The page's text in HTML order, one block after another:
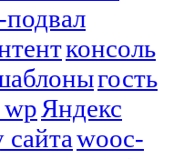
подвал
консоль
гость
Яндекс
wooc-